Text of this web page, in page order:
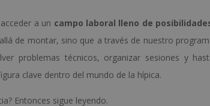
a un campo laboral lleno de
de montar, sino que a través de nuestro
problemas técnicos, organizar sesiones y
clave dentro del mundo de la hípica.
Entonces sigue leyendo.